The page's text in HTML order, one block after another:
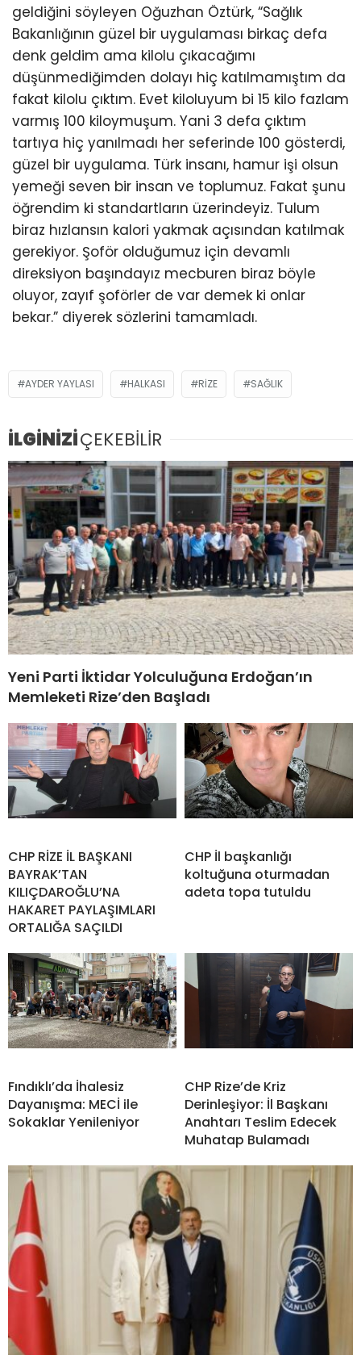
geldiğini söyleyen Oğuzhan Öztürk, “Sağlık
Bakanlığının güzel bir uygulaması birkaç defa
denk geldim ama kilolu çıkacağımı
düşünmediğimden dolayı hiç katılmamıştım da
fakat kilolu çıktım. Evet kiloluyum bi 15 kilo fazlam
varmış 100 kiloymuşum. Yani 3 defa çıktım
tartıya hiç yanılmadı her seferinde 100 gösterdi,
güzel bir uygulama. Türk insanı, hamur işi olsun
yemeği seven bir insan ve toplumuz. Fakat şunu
öğrendim ki standartların üzerindeyiz. Tulum
biraz hızlansın kalori yakmak açısından katılmak
gerekiyor. Şoför olduğumuz için devamlı
direksiyon başındayız mecburen biraz böyle
oluyor, zayıf şoförler de var demek ki onlar
bekar.” diyerek sözlerini tamamladı.
AYDER YAYLASI HALKASI RIZE SAĞLIK
İLGİNİZİÇEKEBİLİR
Yeni Parti İktidar Yolculuğuna Erdoğan’ın
Memleketi Rize’den Başladı
CHP RİZE İL BAŞKANI
BAYRAK’TAN
KILIÇDAROĞLU’NA
HAKARET PAYLAŞIMLARI
ORTALIĞA SAÇILDI
CHP İl başkanlığı
koltuğuna oturmadan
adeta topa tutuldu
Fındıklı’da İhalesiz
Dayanışma: MECİ ile
Sokaklar Yenileniyor
CHP Rize’de Kriz
Derinleşiyor: İl Başkanı
Anahtarı Teslim Edecek
Muhatap Bulamadı